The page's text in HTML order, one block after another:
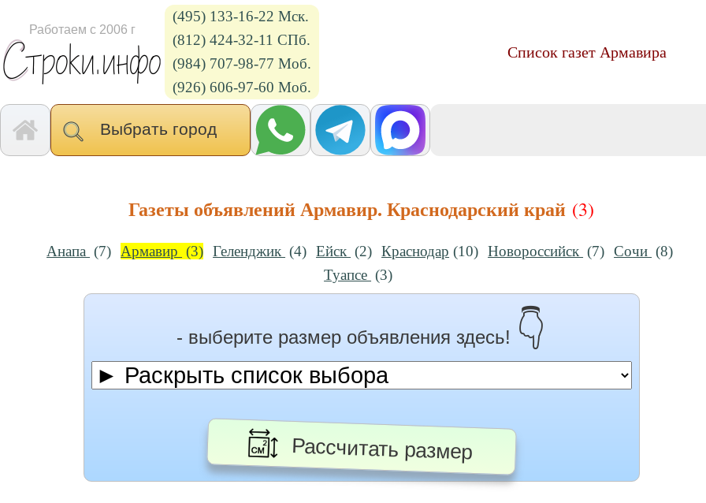
Работаем с 2006 г
(495) 133-16-22 Мск.
(812) 424-32-11 СПб.
(984) 707-98-77 Моб.
(926) 606-97-60 Моб.
Список газет Армавира
Выбрать город
Газеты объявлений Армавир. Краснодарский край (3)
Анапа (7) Армавир (3) Геленджик (4) Ейск (2) Краснодар (10) Новороссийск (7) Сочи (8)
Туапсе (3)
- выберите размер объявления здесь! 👇
Рассчитать размер